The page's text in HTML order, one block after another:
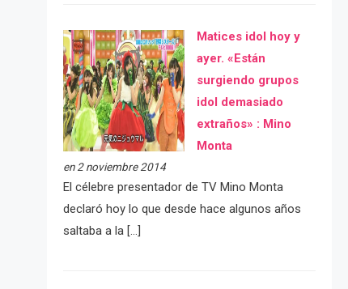
Matices idol hoy y
ayer. «Están
surgiendo grupos
idol demasiado
extraños» : Mino
Monta
en 2 noviembre 2014
El célebre presentador de TV Mino Monta
declaró hoy lo que desde hace algunos años
saltaba a la […]